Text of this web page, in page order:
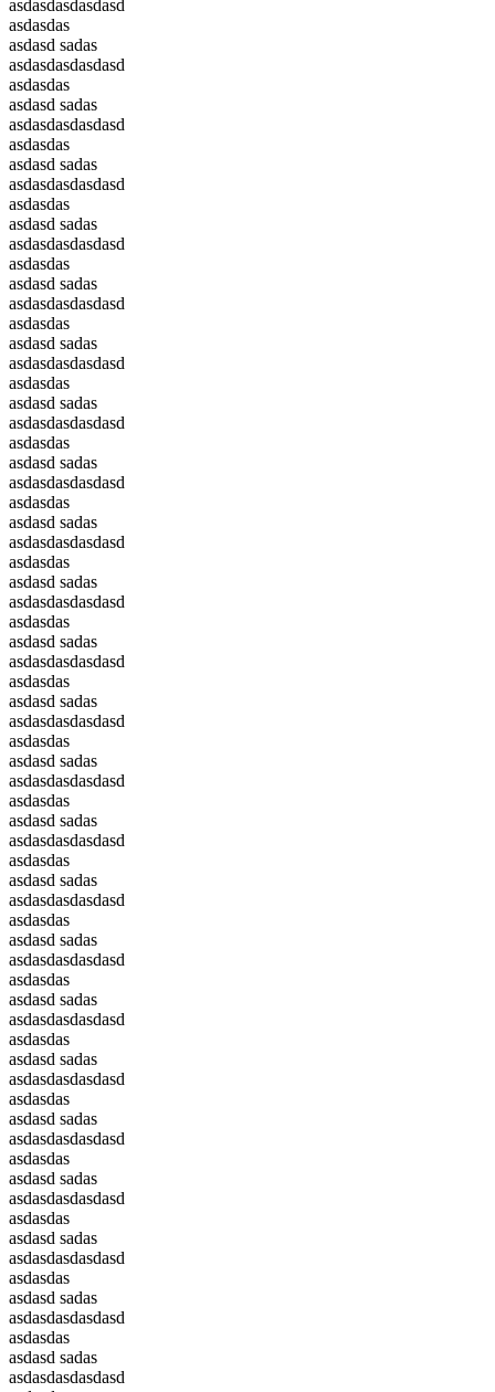
asdasdasdasdasd
asdasdas
asdasd sadas
asdasdasdasdasd
asdasdas
asdasd sadas
asdasdasdasdasd
asdasdas
asdasd sadas
asdasdasdasdasd
asdasdas
asdasd sadas
asdasdasdasdasd
asdasdas
asdasd sadas
asdasdasdasdasd
asdasdas
asdasd sadas
asdasdasdasdasd
asdasdas
asdasd sadas
asdasdasdasdasd
asdasdas
asdasd sadas
asdasdasdasdasd
asdasdas
asdasd sadas
asdasdasdasdasd
asdasdas
asdasd sadas
asdasdasdasdasd
asdasdas
asdasd sadas
asdasdasdasdasd
asdasdas
asdasd sadas
asdasdasdasdasd
asdasdas
asdasd sadas
asdasdasdasdasd
asdasdas
asdasd sadas
asdasdasdasdasd
asdasdas
asdasd sadas
asdasdasdasdasd
asdasdas
asdasd sadas
asdasdasdasdasd
asdasdas
asdasd sadas
asdasdasdasdasd
asdasdas
asdasd sadas
asdasdasdasdasd
asdasdas
asdasd sadas
asdasdasdasdasd
asdasdas
asdasd sadas
asdasdasdasdasd
asdasdas
asdasd sadas
asdasdasdasdasd
asdasdas
asdasd sadas
asdasdasdasdasd
asdasdas
asdasd sadas
asdasdasdasdasd